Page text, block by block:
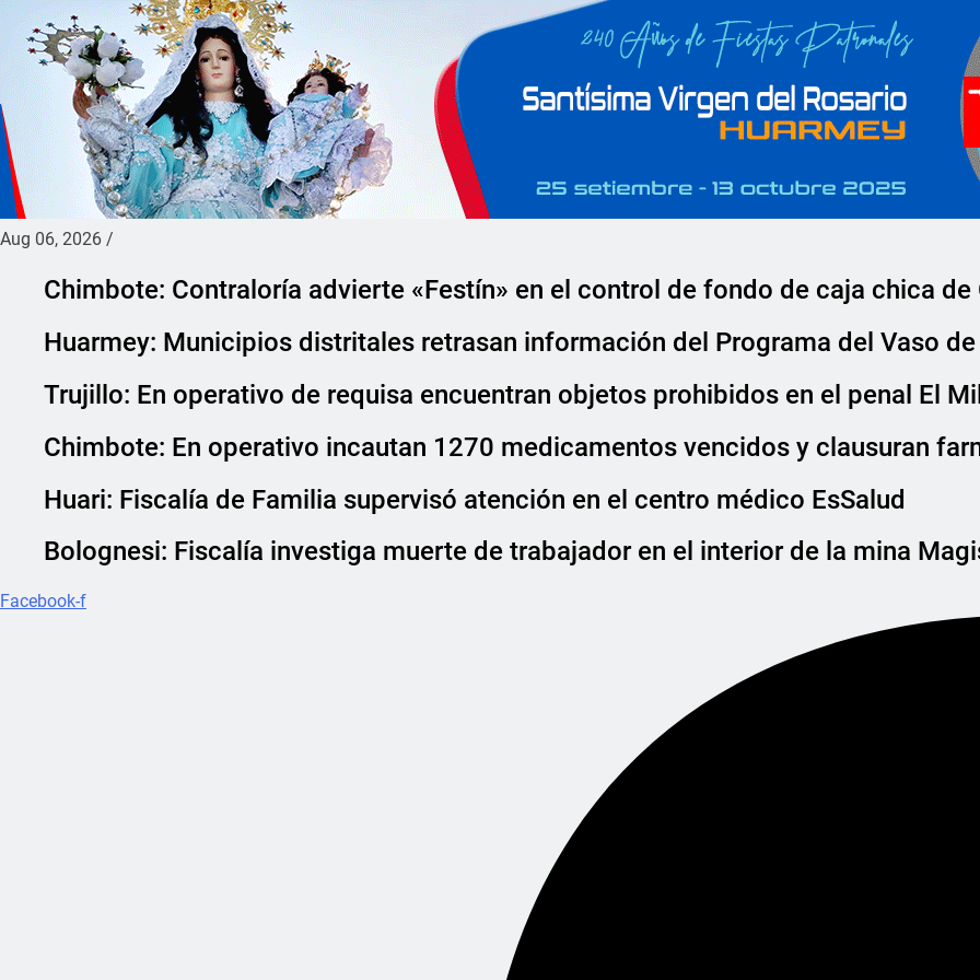
Aug 06, 2026 /
Chimbote: Contraloría advierte «Festín» en el control de fondo de caja chica de
Huarmey: Municipios distritales retrasan información del Programa del Vaso
Trujillo: En operativo de requisa encuentran objetos prohibidos en el penal El
Chimbote: En operativo incautan 1270 medicamentos vencidos y clausuran
Huari: Fiscalía de Familia supervisó atención en el centro médico EsSalud
Bolognesi: Fiscalía investiga muerte de trabajador en el interior de la mina
Facebook-f